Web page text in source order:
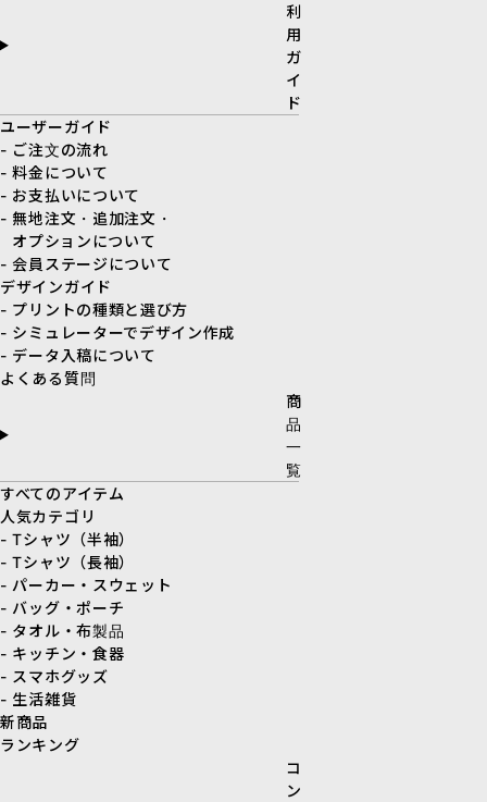
利
用
ガ
イ
ド
ユーザーガイド
- ご注文の流れ
- 料金について
- お支払いについて
- 無地注文・追加注文・
オプションについて
- 会員ステージについて
デザインガイド
- プリントの種類と選び方
- シミュレーターでデザイン作成
- データ入稿について
よくある質問
商
品
一
覧
すべてのアイテム
人気カテゴリ
- Tシャツ（半袖）
- Tシャツ（長袖）
- パーカー・スウェット
- バッグ・ポーチ
- タオル・布製品
- キッチン・食器
- スマホグッズ
- 生活雑貨
新商品
ランキング
コ
ン